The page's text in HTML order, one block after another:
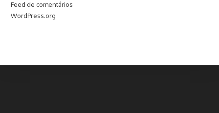
Feed de comentários
WordPress.org